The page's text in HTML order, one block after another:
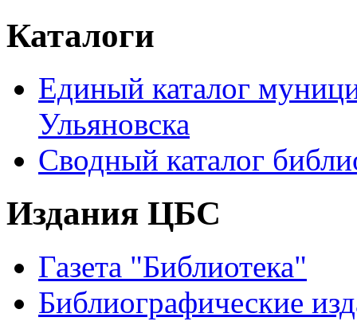
Каталоги
Единый каталог
Ульяновска
Сводный каталог
Издания ЦБС
Газета "Библиотека"
Библиографические